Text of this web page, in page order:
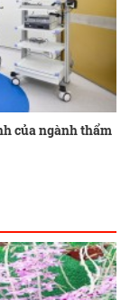
của ngành thẩm